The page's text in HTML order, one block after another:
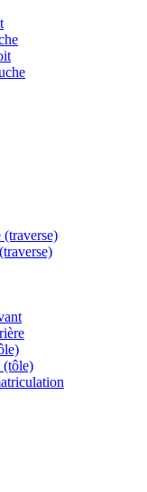
(tôle)